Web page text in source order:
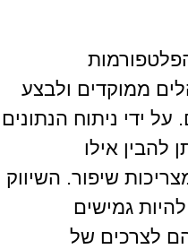
ממוקדים ולבצע
על ידי ניתוח הנתונים
להבין אילו
שיפור. השיווק
גמישים
לצרכים של